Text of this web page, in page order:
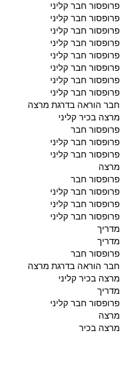
פרופסור חבר קליני
פרופסור חבר קליני
פרופסור חבר קליני
פרופסור חבר קליני
פרופסור חבר קליני
פרופסור חבר קליני
פרופסור חבר קליני
פרופסור חבר קליני
חבר הוראה בדרגת מרצה
מרצה בכיר קליני
פרופסור חבר
פרופסור חבר קליני
פרופסור חבר קליני
מרצה
פרופסור חבר
פרופסור חבר קליני
פרופסור חבר קליני
פרופסור חבר קליני
מדריך
מדריך
פרופסור חבר
חבר הוראה בדרגת מרצה
מרצה בכיר קליני
מדריך
פרופסור חבר קליני
מרצה
מרצה בכיר